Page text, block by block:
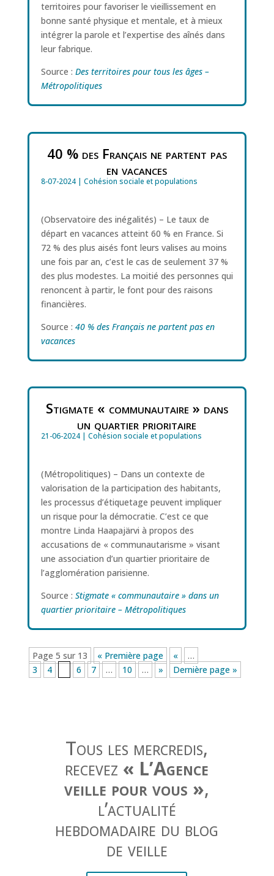
territoires pour favoriser le vieillissement en
bonne santé physique et mentale, et à mieux
intégrer la parole et l’expertise des aînés dans
leur fabrique.
Source : Des territoires pour tous les âges –
Métropolitiques
40 % des Français ne partent pas
en vacances
8-07-2024| Cohésion sociale et populations
(Observatoire des inégalités) – Le taux de
départ en vacances atteint 60 % en France. Si
72 % des plus aisés font leurs valises au moins
une fois par an, c’est le cas de seulement 37 %
des plus modestes. La moitié des personnes qui
renoncent à partir, le font pour des raisons
financières.
Source : 40 % des Français ne partent pas en
vacances
Stigmate « communautaire » dans
un quartier prioritaire
21-06-2024| Cohésion sociale et populations
(Métropolitiques) – Dans un contexte de
valorisation de la participation des habitants,
les processus d’étiquetage peuvent impliquer
un risque pour la démocratie. C’est ce que
montre Linda Haapajärvi à propos des
accusations de « communautarisme » visant
une association d’un quartier prioritaire de
l’agglomération parisienne.
Source : Stigmate « communautaire » dans un
quartier prioritaire – Métropolitiques
Page 5 sur 13 « Première page «
…
3
4 6 7 … 10 … » Dernière page »
Tous les mercredis,
recevez « L’Agence
veille pour vous »,
l’actualité
hebdomadaire du blog
de veille